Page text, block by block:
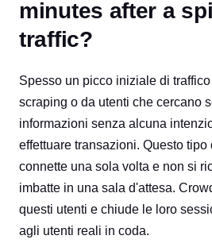
minutes after a
traffic?
Spesso un picco iniziale di
scraping o da utenti che cercano
informazioni senza alcuna
effettuare transazioni. Questo tipo
connette una sola volta e non si
imbatte in una sala d'attesa.
questi utenti e chiude le loro
agli utenti reali in coda.